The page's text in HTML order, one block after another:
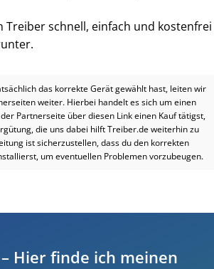
Treiber schnell, einfach und kostenfrei
das korrekte Gerät gewählt hast, leiten wir
weiter. Hierbei handelt es sich um einen
Partnerseite über diesen Link einen Kauf tätigst,
die uns dabei hilft Treiber.de weiterhin zu
ist sicherzustellen, dass du den korrekten
um eventuellen Problemen vorzubeugen.
Hier finde ich meinen